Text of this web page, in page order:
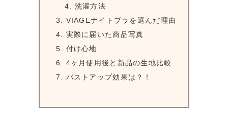
洗濯方法
VIAGEナイトブラを選んだ理由
実際に届いた商品写真
付け心地
4ヶ月使用後と新品の生地比較
バストアップ効果は？！